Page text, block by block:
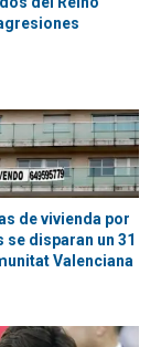
de vivienda por
se disparan un 31
Valenciana